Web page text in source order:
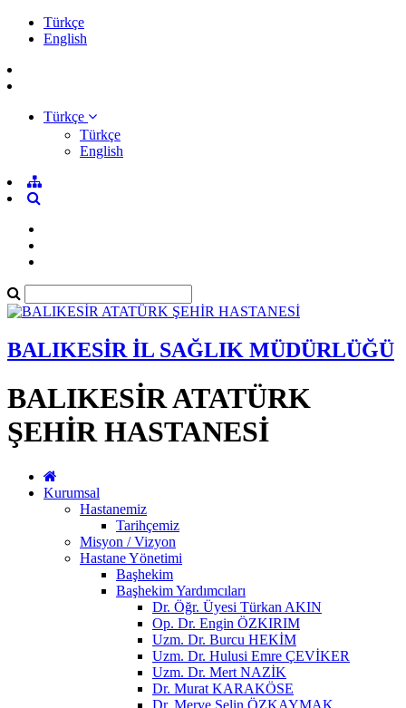
Türkçe
English
Türkçe
Türkçe
English
BALIKESİR İL SAĞLIK MÜDÜRLÜĞÜ
BALIKESİR ATATÜRK
ŞEHİR HASTANESİ
Kurumsal
Hastanemiz
Tarihçemiz
Misyon / Vizyon
Hastane Yönetimi
Başhekim
Başhekim Yardımcıları
Dr. Öğr. Üyesi Türkan AKIN
Op. Dr. Engin ÖZKIRIM
Uzm. Dr. Burcu HEKİM
Uzm. Dr. Hulusi Emre ÇEVİKER
Uzm. Dr. Mert NAZİK
Dr. Murat KARAKÖSE
Dr. Merve Selin ÖZKAYMAK